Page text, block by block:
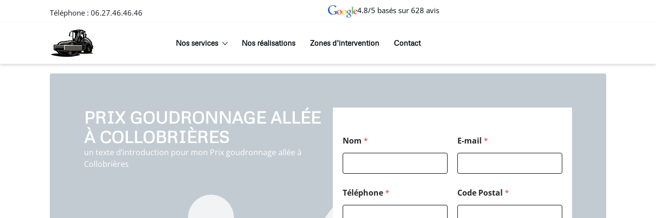
Téléphone : 06.27.46.46.46 4.8/5 basés sur 628 avis
Nos services Nos réalisations Zones d’intervention Contact
PRIX GOUDRONNAGE ALLÉE
À COLLOBRIÈRES
un texte d’introduction pour mon Prix goudronnage allée à
Collobrières
o
s
a
M
e
s
Nom * E-mail *
Téléphone* Code Postal *